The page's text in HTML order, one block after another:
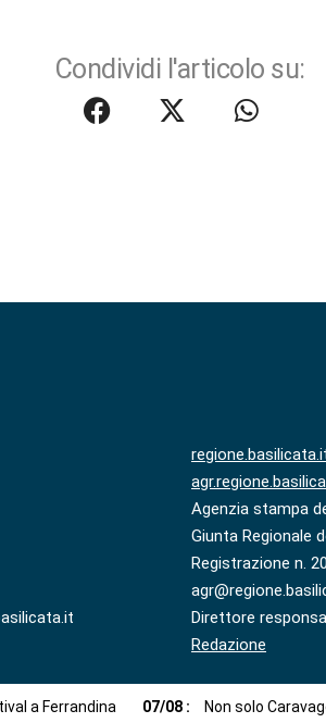
Condividi l'articolo su:
Agenzia stampa
Giunta Regionale
Registrazione n.
Direttore
Redazione
a Ferrandina 07/08 : Non solo